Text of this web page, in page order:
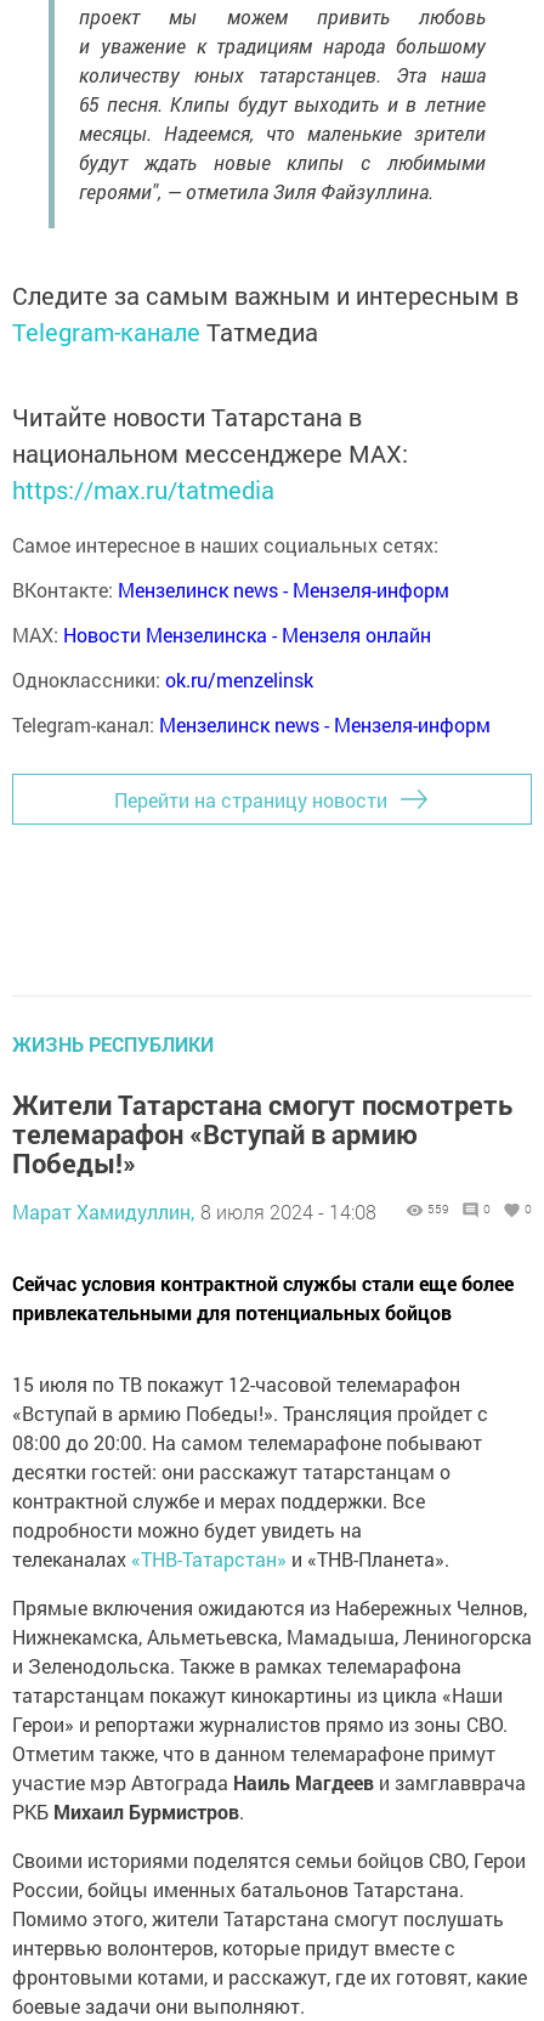
проект мы можем привить любовь
и уважение к традициям народа большому
количеству юных татарстанцев. Эта наша
65 песня. Клипы будут выходить и в летние
месяцы. Надеемся, что маленькие зрители
будут ждать новые клипы с любимыми
героями", — отметила Зиля Файзуллина.
Следите за самым важным и интересным в
Telegram-канале Татмедиа
Читайте новости Татарстана в
национальном мессенджере MАХ:
https://max.ru/tatmedia
Самое интересное в наших социальных сетях:
ВКонтакте: Мензелинск news - Мензеля-информ
MAX: Новости Мензелинска - Мензеля онлайн
Одноклассники: ok.ru/menzelinsk
Telegram-канал: Мензелинск news - Мензеля-информ
Перейти на страницу новости
ЖИЗНЬ РЕСПУБЛИКИ
Жители Татарстана смогут посмотреть
телемарафон «Вступай в армию
Победы!»
Марат Хамидуллин, 8 июля 2024 - 14:08 559 0 0
Сейчас условия контрактной службы стали еще более
привлекательными для потенциальных бойцов
15 июля по ТВ покажут 12-часовой телемарафон
«Вступай в армию Победы!». Трансляция пройдет с
08:00 до 20:00. На самом телемарафоне побывают
десятки гостей: они расскажут татарстанцам о
контрактной службе и мерах поддержки. Все
подробности можно будет увидеть на
телеканалах «ТНВ-Татарстан» и «ТНВ-Планета».
Прямые включения ожидаются из Набережных Челнов,
Нижнекамска, Альметьевска, Мамадыша, Лениногорска
и Зеленодольска. Также в рамках телемарафона
татарстанцам покажут кинокартины из цикла «Наши
Герои» и репортажи журналистов прямо из зоны СВО.
Отметим также, что в данном телемарафоне примут
участие мэр Автограда Наиль Магдеев и замглавврача
РКБ Михаил Бурмистров.
Своими историями поделятся семьи бойцов СВО, Герои
России, бойцы именных батальонов Татарстана.
Помимо этого, жители Татарстана смогут послушать
интервью волонтеров, которые придут вместе с
фронтовыми котами, и расскажут, где их готовят, какие
боевые задачи они выполняют.